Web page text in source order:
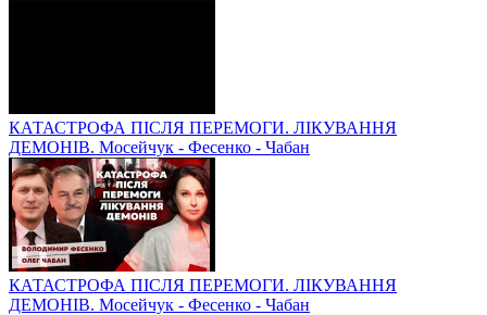
КАТАСТРОФА ПІСЛЯ ПЕРЕМОГИ. ЛІКУВАННЯ
ДЕМОНІВ. Мосейчук - Фесенко - Чабан
КАТАСТРОФА ПІСЛЯ ПЕРЕМОГИ. ЛІКУВАННЯ
ДЕМОНІВ. Мосейчук - Фесенко - Чабан